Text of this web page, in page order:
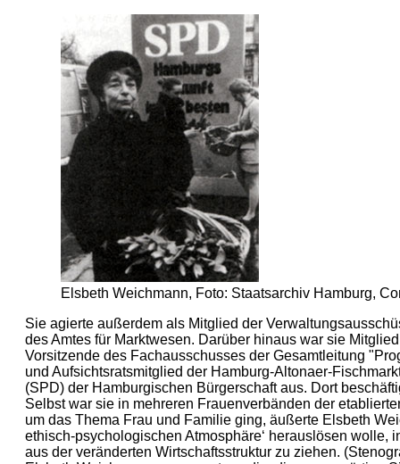
Elsbeth Weichmann, Foto: Staatsarchiv Hamburg,
Sie agierte außerdem als Mitglied der
des Amtes für Marktwesen. Darüber hinaus war sie
Vorsitzende des Fachausschusses der Gesamtleitung
und Aufsichtsratsmitglied der Hamburg-Altonaer-
(SPD) der Hamburgischen Bürgerschaft aus. Dort
Selbst war sie in mehreren Frauenverbänden der
um das Thema Frau und Familie ging, äußerte Elsbeth
ethisch-psychologischen Atmosphäre‘ herauslösen
aus der veränderten Wirtschaftsstruktur zu ziehen.